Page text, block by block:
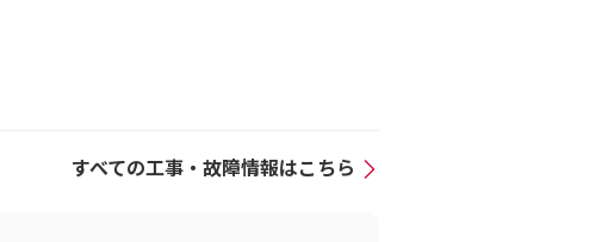
すべての工事・故障情報はこちら